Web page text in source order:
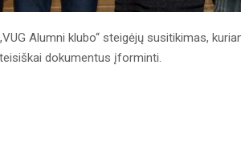
Alumni klubo“ steigėjų susitikimas,
dokumentus įforminti.